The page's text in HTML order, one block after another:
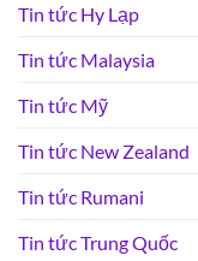
Tin tức Hy Lạp
Tin tức Malaysia
Tin tức Mỹ
Tin tức New Zealand
Tin tức Rumani
Tin tức Trung Quốc